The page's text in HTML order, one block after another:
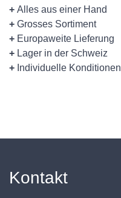
+ Alles aus einer Hand
+ Grosses Sortiment
+ Europaweite Lieferung
+ Lager in der Schweiz
+ Individuelle Konditionen
Kontakt